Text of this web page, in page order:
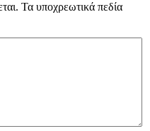
Τα υποχρεωτικά πεδία